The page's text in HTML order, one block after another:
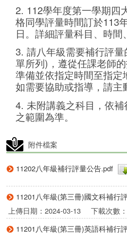
2. 112學年度第一學期四
格同學評量時間訂於113
日。詳細評量科目、時間
3. 請八年級需要補行評
單所列)，遵從任課老師
準備並依指定時間至指定
如需要協助或指導，請主
4. 未附講義之科目，依
之範圍為準。
附件檔案
11202八年級補行評量公告.pdf
11201八年級(第三冊)國文科補行
上傳日期：2024-03-13
下載次數
11201八年級(第三冊)英語科補行